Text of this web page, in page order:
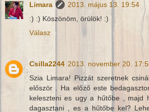
Limara
2013. május 13. 19:54
:) :) Köszönöm, örülök! :)
Válasz
Csilla2244 2013. november 20.
Szia Limara! Pizzát szeretnek
először . Ha előző este
keleszteni es ugy a hűtőbe , majd
dagasztani , es a hűtőbe kel?